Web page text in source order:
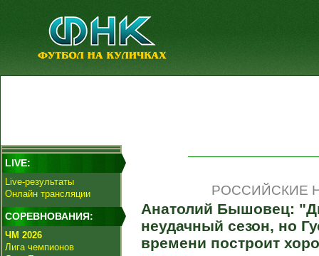
LIVE:
Live-результаты
Онлайн трансляции
СОРЕВНОВАНИЯ:
ЧМ 2026
Лига чемпионов
РОССИЙСКИЕ
Анатолий Бышовец:
неудачный сезон, но
времени построит